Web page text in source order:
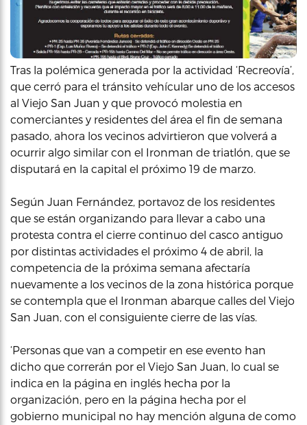
Tras la polémica generada por la actividad ‘Recreovía’,
que cerró para el tránsito vehícular uno de los accesos
al Viejo San Juan y que provocó molestia en
comerciantes y residentes del área el fin de semana
pasado, ahora los vecinos advirtieron que volverá a
ocurrir algo similar con el Ironman de triatlón, que se
disputará en la capital el próximo 19 de marzo.
Según Juan Fernández, portavoz de los residentes
que se están organizando para llevar a cabo una
protesta contra el cierre continuo del casco antiguo
por distintas actividades el próximo 4 de abril, la
competencia de la próxima semana afectaría
nuevamente a los vecinos de la zona histórica porque
se contempla que el Ironman abarque calles del Viejo
San Juan, con el consiguiente cierre de las vías.
‘Personas que van a competir en ese evento han
dicho que correrán por el Viejo San Juan, lo cual se
indica en la página en inglés hecha por la
organización, pero en la página hecha por el
gobierno municipal no hay mención alguna de como